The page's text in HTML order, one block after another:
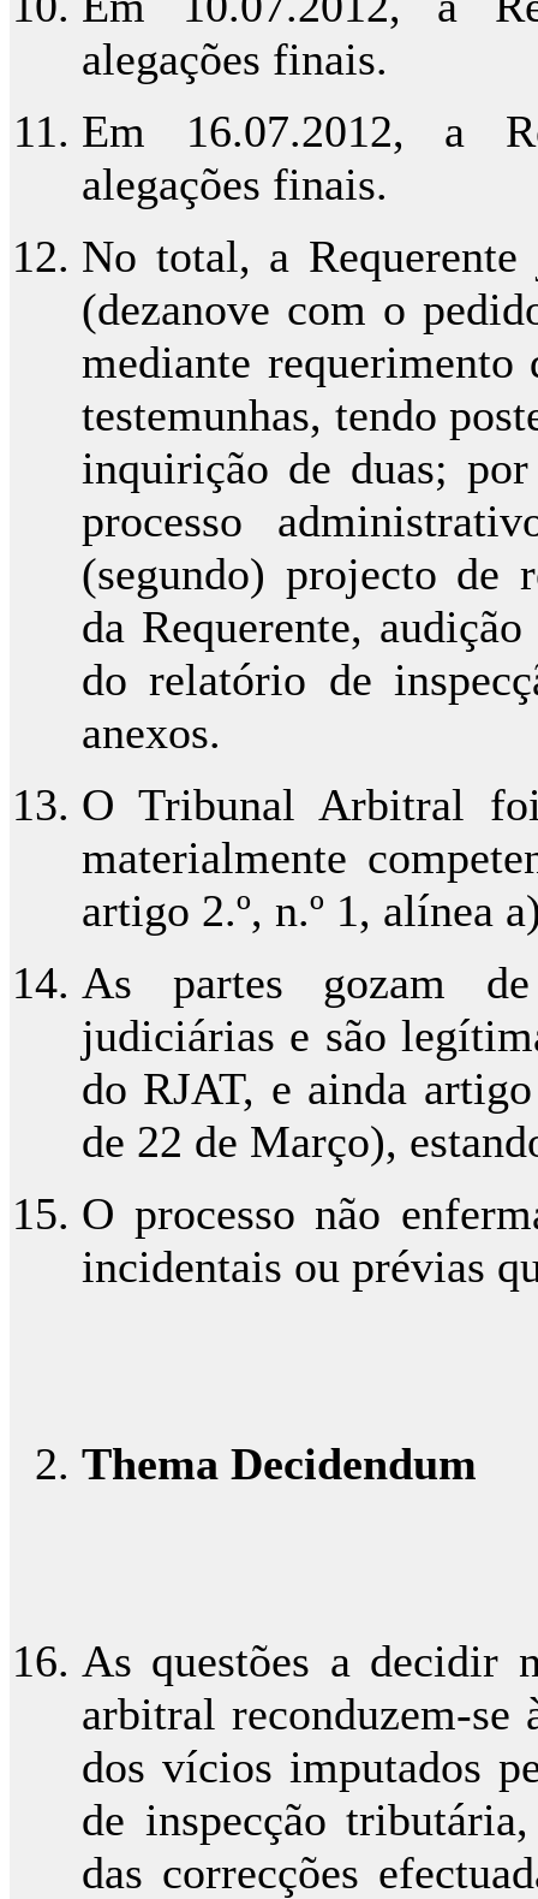
alegações finais.
Em 16.07.2012, a
alegações finais.
No total, a
(dezanove com o
mediante
testemunhas, tendo
inquirição de duas;
processo
(segundo) projecto de
da Requerente,
do relatório de
anexos.
O Tribunal Arbitral
materialmente
artigo 2.º, n.º 1, alínea
As partes gozam de
judiciárias e são
do RJAT, e ainda
de 22 de Março),
O processo não
incidentais ou prévias
Thema Decidendum
As questões a decidir
arbitral reconduzem-se
dos vícios imputados
de inspecção
das correcções